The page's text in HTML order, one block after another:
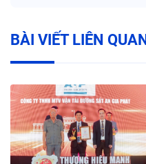
BÀI VIẾT LIÊN QUAN